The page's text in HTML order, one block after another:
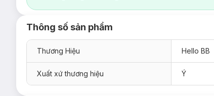
Thông số sản phẩm
Thương Hiệu Hello BB
Xuất xứ thương hiệu Ý